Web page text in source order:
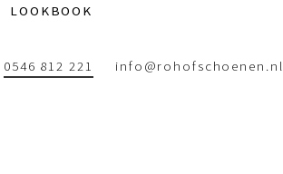
LOOKBOOK
0546 812 221 info@rohofschoenen.nl